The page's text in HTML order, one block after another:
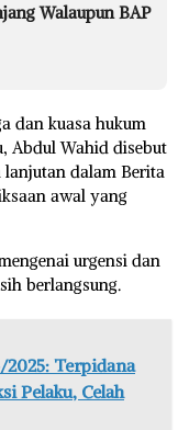
Walaupun BAP
dan kuasa hukum
Abdul Wahid disebut
lanjutan dalam Berita
awal yang
urgensi dan
berlangsung.
2025: Terpidana
Pelaku, Celah